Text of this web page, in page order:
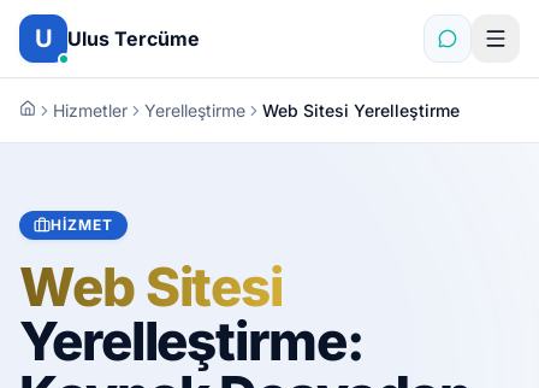
İçeriğe atla
U Ulus Tercüme
Hizmetler Yerelleştirme Web Sitesi Yerelleştirme
HIZMET
Web Sitesi
Yerelleştirme: